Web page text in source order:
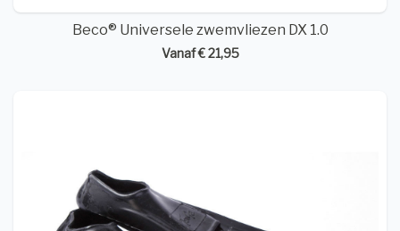
Beco® Universele zwemvliezen DX 1.0
Vanaf € 21,95